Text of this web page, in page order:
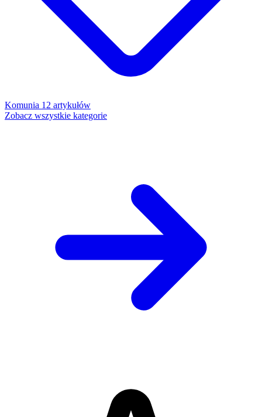
Komunia 12 artykułów
Zobacz wszystkie kategorie